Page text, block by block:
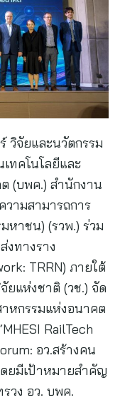
วิจัยและนวัตกรรม
ทคโนโลยีและ
(บพค.) สำนักงาน
วามสามารถการ
หาชน) (รวพ.) ร่วม
ทางราง
TRRN) ภายใต้
ยแห่งชาติ (วช.) จัด
หกรรมแห่งอนาคต
RailTech
อว.สร้างคน
ดยมีเป้าหมายสำคัญ
วง อว. บพค.